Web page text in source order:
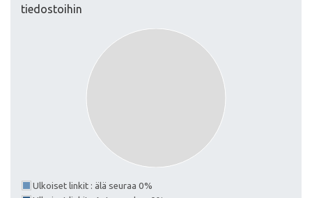
tiedostoihin
Ulkoiset linkit : älä seuraa 0%